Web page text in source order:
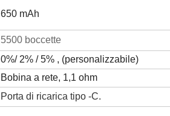
650 mAh
5500 boccette
0%/ 2% / 5% , (personalizzabile)
Bobina a rete, 1,1 ohm
Porta di ricarica tipo -C.